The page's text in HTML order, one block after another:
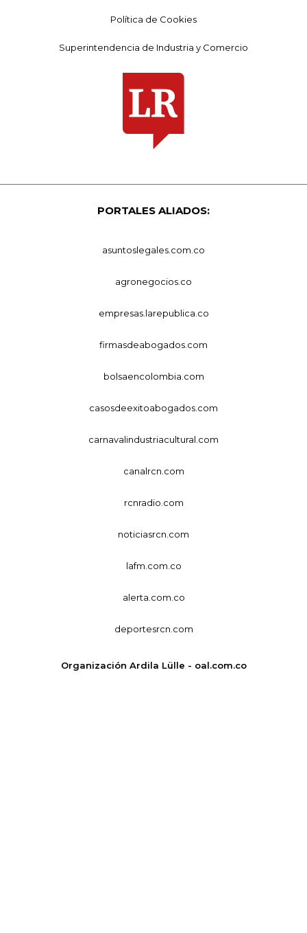
Política de Cookies
Superintendencia de Industria y Comercio
PORTALES ALIADOS:
asuntoslegales.com.co
agronegocios.co
empresas.larepublica.co
firmasdeabogados.com
bolsaencolombia.com
casosdeexitoabogados.com
carnavalindustriacultural.com
canalrcn.com
rcnradio.com
noticiasrcn.com
lafm.com.co
alerta.com.co
deportesrcn.com
Organización Ardila Lülle - oal.com.co